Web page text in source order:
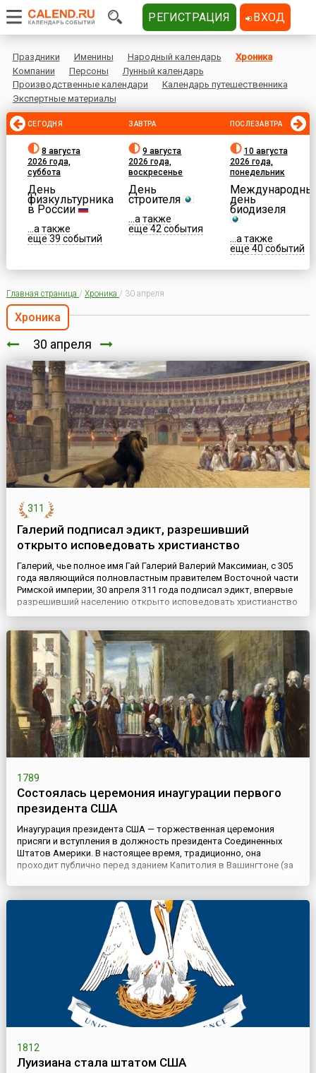
Праздники Именины Народный календарь
Хроника
Компании
Персоны
Лунный календарь
Производственные календари
Календарь путешественника
Экспертные материалы
СЕГОДНЯ
8 августа
2026 года,
суббота
День
физкультурника
в России
...а также
еще 39 событий
ЗАВТРА
9 августа
2026 года,
воскресенье
День
строителя
...а также
еще 42 события
ПОСЛЕЗАВТРА
10 августа
2026 года,
понедельник
день
биодизеля
...а также
еще 40 событий
Главная страница / Хроника / 30 апреля
Хроника
30 апреля
311
Галерий подписал эдикт, разрешивший
открыто исповедовать христианство
Галерий, чье полное имя Гай Галерий Валерий Максимиан, с 305
года являющийся полновластным правителем Восточной части
Римской империи, 30 апреля 311 года подписал эдикт, впервые
разрешивший населению открыто исповедовать христианство
и способствовать распространению этого вероучения. Кстати,
последовательных противников христианства в ри...
1789
Состоялась церемония инаугурации первого
президента США
Инаугурация президента США — торжественная церемония
присяги и вступления в должность президента Соединенных
Штатов Америки. В настоящее время, традиционно, она
проходит публично перед зданием Капитолия в Вашингтоне (за
поста вице-президента) при большом стечении народа и
сопровождается программной речью президента.Церемония
1812
Луизиана стала штатом США
РЕГИСТРАЦИЯ ВХОД